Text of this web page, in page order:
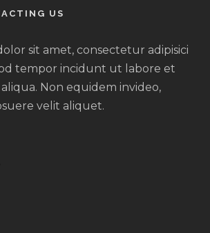
US
sit amet, consectetur adipisici
tempor incidunt ut labore et
Non equidem invideo,
velit aliquet.